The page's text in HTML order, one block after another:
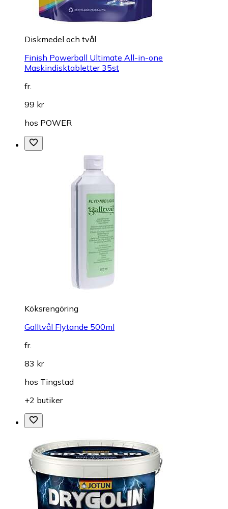
Diskmedel och tvål
Finish Powerball Ultimate All-in-one
Maskindisktabletter 35st
fr.
99 kr
hos POWER
Köksrengöring
Galltvål Flytande 500ml
fr.
83 kr
hos Tingstad
+2 butiker